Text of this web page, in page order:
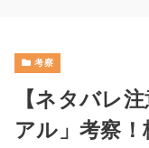
考察
【ネタバレ
アル」考察